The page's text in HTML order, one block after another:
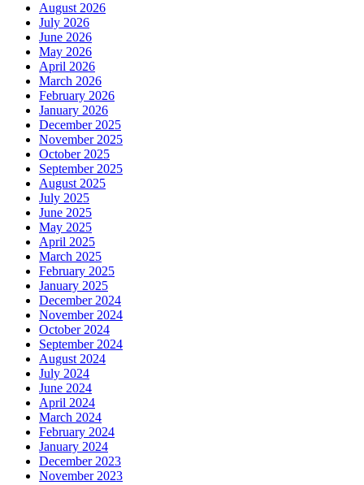
August 2026
July 2026
June 2026
May 2026
April 2026
March 2026
February 2026
January 2026
December 2025
November 2025
October 2025
September 2025
August 2025
July 2025
June 2025
May 2025
April 2025
March 2025
February 2025
January 2025
December 2024
November 2024
October 2024
September 2024
August 2024
July 2024
June 2024
April 2024
March 2024
February 2024
January 2024
December 2023
November 2023